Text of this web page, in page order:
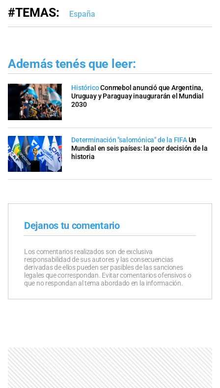
#TEMAS: España
Además tenés que leer:
HistóricoConmebol anunció que Argentina,
Uruguay y Paraguay inaugurarán el Mundial
2030
Determinación "salomónica" de la FIFAUn
Mundial en seis países: la peor decisión de la
historia
Dejanos tu comentario
Los comentarios realizados son de exclusiva
responsabilidad de sus autores y las consecuencias
derivadas de ellos pueden ser pasibles de las sanciones
legales que correspondan. Evitar comentarios ofensivos o
que no respondan al tema abordado en la información.